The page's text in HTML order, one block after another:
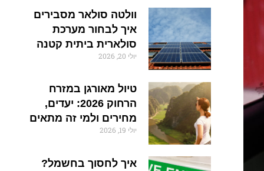
וולטה סולאר מסבירים
איך לבחור מערכת
סולארית ביתית קטנה
יולי 20, 2026
טיול מאורגן במזרח
הרחוק 2026: יעדים,
מחירים ולמי זה מתאים
יולי 19, 2026
איך לחסוך בחשמל?